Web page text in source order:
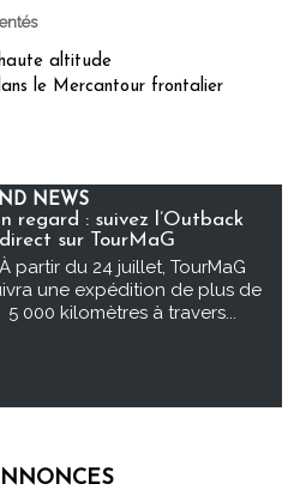
altitude
le Mercantour frontalier
NEWS
regard : suivez l’Outback
sur TourMaG
À partir du 24 juillet, TourMaG
une expédition de plus de
5 000 kilomètres à travers...